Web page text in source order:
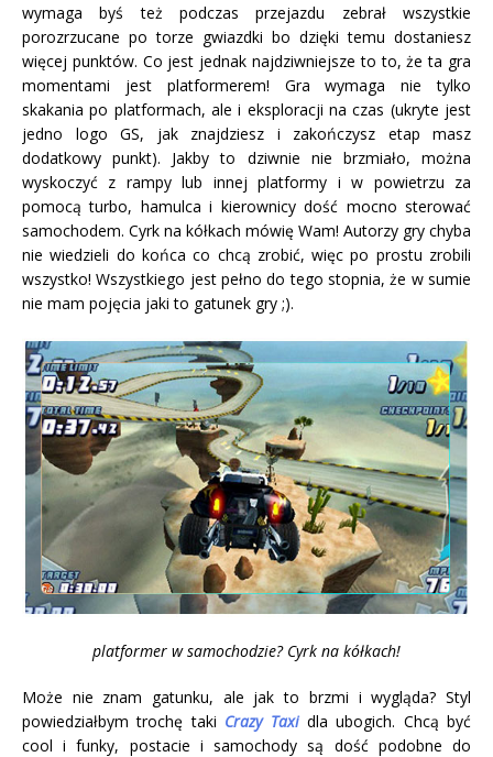
wymaga byś też podczas przejazdu zebrał wszystkie
porozrzucane po torze gwiazdki bo dzięki temu dostaniesz
więcej punktów. Co jest jednak najdziwniejsze to to, że ta gra
momentami jest platformerem! Gra wymaga nie tylko
skakania po platformach, ale i eksploracji na czas (ukryte jest
jedno logo GS, jak znajdziesz i zakończysz etap masz
dodatkowy punkt). Jakby to dziwnie nie brzmiało, można
wyskoczyć z rampy lub innej platformy i w powietrzu za
pomocą turbo, hamulca i kierownicy dość mocno sterować
samochodem. Cyrk na kółkach mówię Wam! Autorzy gry chyba
nie wiedzieli do końca co chcą zrobić, więc po prostu zrobili
wszystko! Wszystkiego jest pełno do tego stopnia, że w sumie
nie mam pojęcia jaki to gatunek gry ;).
platformer w samochodzie? Cyrk na kółkach!
Może nie znam gatunku, ale jak to brzmi i wygląda? Styl
powiedziałbym trochę taki Crazy Taxi dla ubogich. Chcą być
cool i funky, postacie i samochody są dość podobne do